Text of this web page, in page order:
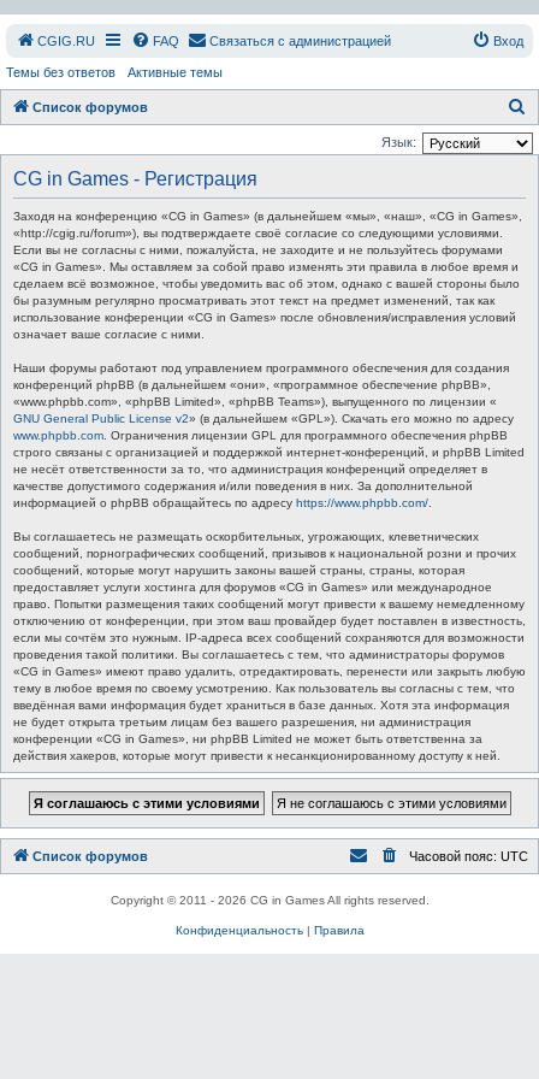
СGIG.RU FAQ Связаться с администрацией Вход
Темы без ответов Активные темы
Список форумов
о
Язык:
CG in Games - Регистрация
Заходя на конференцию «CG in Games» (в дальнейшем «мы», «наш», «CG in Games»,
«http://cgig.ru/forum»), вы подтверждаете своё согласие со следующими условиями.
Если вы не согласны с ними, пожалуйста, не заходите и не пользуйтесь форумами
«CG in Games». Мы оставляем за собой право изменять эти правила в любое время и
сделаем всё возможное, чтобы уведомить вас об этом, однако с вашей стороны было
бы разумным регулярно просматривать этот текст на предмет изменений, так как
использование конференции «CG in Games» после обновления/исправления условий
означает ваше согласие с ними.
Наши форумы работают под управлением программного обеспечения для создания
конференций phpBB (в дальнейшем «они», «программное обеспечение phpBB»,
«www.phpbb.com», «phpBB Limited», «phpBB Teams»), выпущенного по лицензии «
GNU General Public License v2» (в дальнейшем «GPL»). Скачать его можно по адресу
www.phpbb.com . Ограничения лицензии GPL для программного обеспечения phpBB
строго связаны с организацией и поддержкой интернет-конференций, и phpBB Limited
не несёт ответственности за то, что администрация конференций определяет в
качестве допустимого содержания и/или поведения в них. За дополнительной
информацией о phpBB обращайтесь по адресу https://www.phpbb.com/
Вы соглашаетесь не размещать оскорбительных, угрожающих, клеветнических
сообщений, порнографических сообщений, призывов к национальной розни и прочих
сообщений, которые могут нарушить законы вашей страны, страны, которая
предоставляет услуги хостинга для форумов «CG in Games» или международное
право. Попытки размещения таких сообщений могут привести к вашему немедленному
отключению от конференции, при этом ваш провайдер будет поставлен в известность,
если мы сочтём это нужным. IP-адреса всех сообщений сохраняются для возможности
проведения такой политики. Вы соглашаетесь с тем, что администраторы форумов
«CG in Games» имеют право удалить, отредактировать, перенести или закрыть любую
тему в любое время по своему усмотрению. Как пользователь вы согласны с тем, что
введённая вами информация будет храниться в базе данных. Хотя эта информация
не будет открыта третьим лицам без вашего разрешения, ни администрация
конференции «CG in Games», ни phpBB Limited не может быть ответственна за
действия хакеров, которые могут привести к несанкционированному доступу к ней.
Список форумов Часовой пояс: UTC
Copyright © 2011 - 2026 CG in Games All rights reserved.
Конфиденциальность| Правила